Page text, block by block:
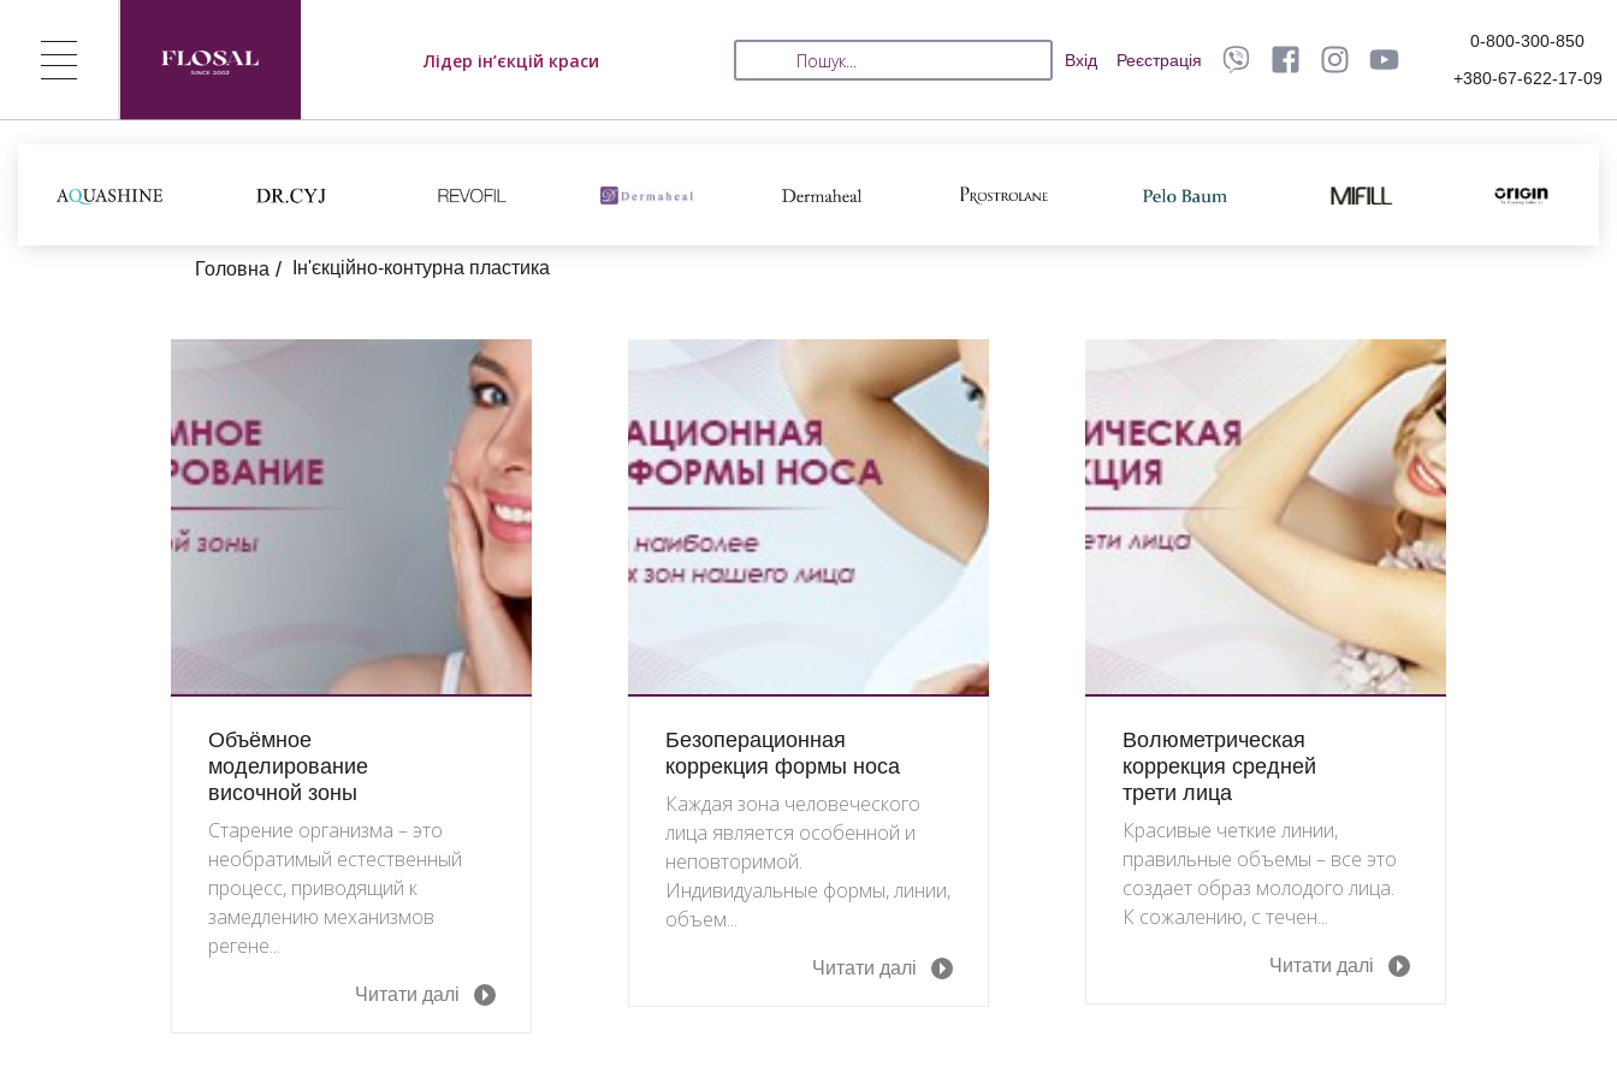
Лідер ін’єкцій краси Вхід Реєстрація
0-800-300-850
+380-67-622-17-09
Головна Ін'єкційно-контурна пластика
Объёмное
моделирование
височной зоны
Старение организма – это
необратимый естественный
процесс, приводящий к
замедлению механизмов
регене...
Читати далі
Безоперационная
коррекция формы носа
Каждая зона человеческого
лица является особенной и
неповторимой.
Индивидуальные формы, линии,
объем...
Читати далі
Волюметрическая
коррекция средней
трети лица
Красивые четкие линии,
правильные объемы – все это
создает образ молодого лица.
К сожалению, с течен...
Читати далі